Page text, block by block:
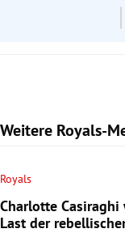
Weitere Royals-
Royals
Charlotte
Last der